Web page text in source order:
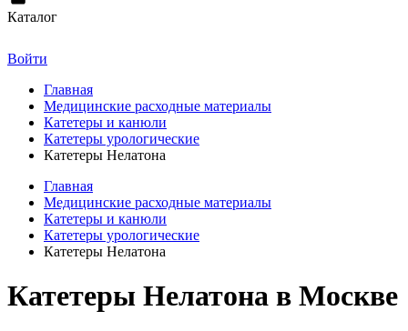
Каталог
Войти
Главная
Медицинские расходные материалы
Катетеры и канюли
Катетеры урологические
Катетеры Нелатона
Главная
Медицинские расходные материалы
Катетеры и канюли
Катетеры урологические
Катетеры Нелатона
Катетеры Нелатона в Москве